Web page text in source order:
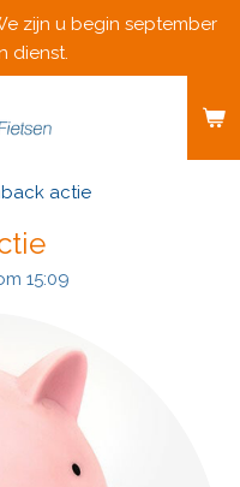
zijn u begin september
dienst.
actie
15:09